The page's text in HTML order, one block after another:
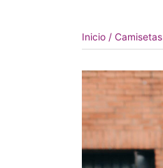
Inicio / Camisetas